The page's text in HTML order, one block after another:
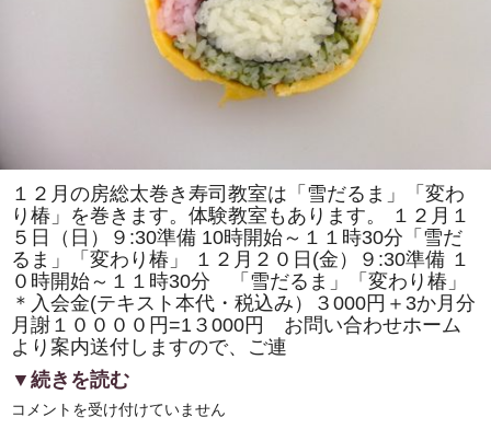
介
や
作
り
方
の
デ
モ
ン
ス
ト
レ
ー
ョ
を
１２月の房総太巻き寿司教室は「雪だるま」「変わ
り椿」を巻きます。体験教室もあります。 １２月１
５日（日）９:30準備 10時開始～１１時30分「雪だ
るま」「変わり椿」 １２月２０日(金）９:30準備 １
０時開始～１１時30分 「雪だるま」「変わり椿」
＊入会金(テキスト本代・税込み）３000円＋3か月分
月謝１００００円=1３000円 お問い合わせホーム
より案内送付しますので、ご連
▼続きを読む
１
コメントを受け付けていません